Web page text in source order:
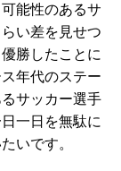
能性のあるサ
い差を見せつ
勝したことに
年代のステー
サッカー選手
一日を無駄に
いです。